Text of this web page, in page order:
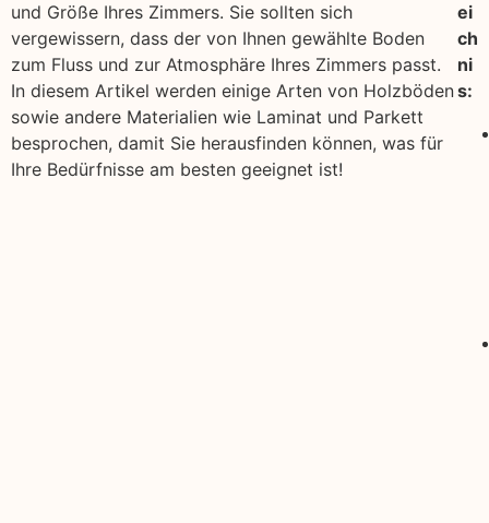
und Größe Ihres Zimmers. Sie sollten sich
vergewissern, dass der von Ihnen gewählte Boden
zum Fluss und zur Atmosphäre Ihres Zimmers passt.
In diesem Artikel werden einige Arten von Holzböden
sowie andere Materialien wie Laminat und Parkett
besprochen, damit Sie herausfinden können, was für
Ihre Bedürfnisse am besten geeignet ist!
ei
ch
ni
s: